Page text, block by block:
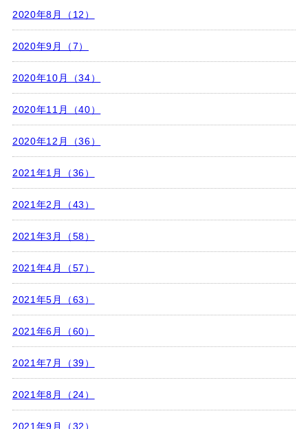
2020年8月（12）
2020年9月（7）
2020年10月（34）
2020年11月（40）
2020年12月（36）
2021年1月（36）
2021年2月（43）
2021年3月（58）
2021年4月（57）
2021年5月（63）
2021年6月（60）
2021年7月（39）
2021年8月（24）
2021年9月（32）